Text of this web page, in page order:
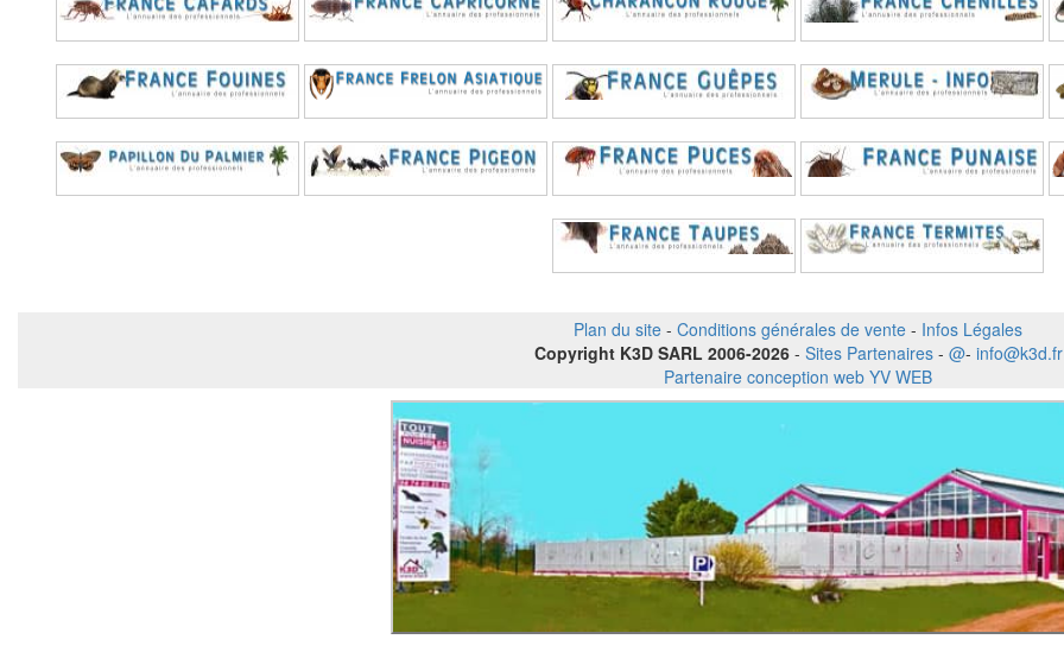
Plan du site - Conditions générales de vente - Infos Légales
Copyright K3D SARL 2006-2026 - Sites Partenaires- @- info@k3d.fr
Partenaire conception web YV WEB